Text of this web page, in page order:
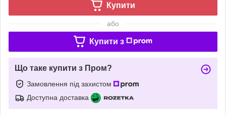
Купити
або
Купити з
Що таке купити з Пром?
Замовлення під захистом
Доступна доставка